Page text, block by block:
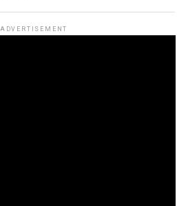
ADVERTISEMENT